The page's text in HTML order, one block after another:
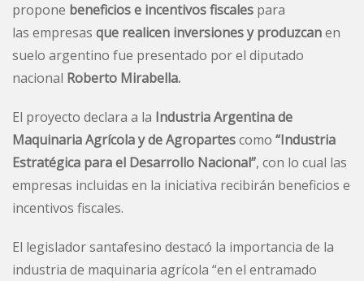
propone beneficios e incentivos fiscales para
las empresas que realicen inversiones y produzcanen
suelo argentino fue presentado por el diputado
nacional Roberto Mirabella.
El proyecto declara a la Industria Argentina de
Maquinaria Agrícola y de Agropartescomo “Industria
Estratégica para el Desarrollo Nacional”, con lo cual las
empresas incluidas en la iniciativa recibirán beneficios e
incentivos fiscales.
El legislador santafesino destacó la importancia de la
industria de maquinaria agrícola “en el entramado